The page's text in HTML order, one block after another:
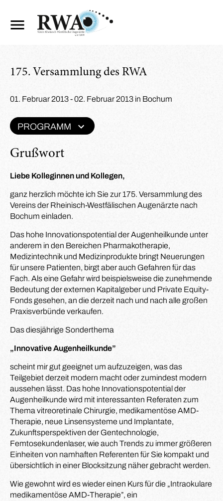
175. Versammlung des RWA
Grußwort
Liebe Kolleginnen und Kollegen,
ganz herzlich möchte ich Sie zur 175. Versammlung des
Vereins der Rheinisch-Westfälischen Augenärzte nach
Bochum einladen.
Das hohe Innovationspotential der Augenheilkunde unter
anderem in den Bereichen Pharmakotherapie,
Medizintechnik und Medizinprodukte bringt Neuerungen
für unsere Patienten, birgt aber auch Gefahren für das
Fach. Als eine Gefahr wird beispielsweise die zunehmende
Bedeutung der externen Kapitalgeber und Private Equity-
Fonds gesehen, an die derzeit nach und nach alle großen
Praxisverbünde verkaufen.
Das diesjährige Sonderthema
„Innovative Augenheilkunde”
scheint mir gut geeignet um aufzuzeigen, was das
Teilgebiet derzeit modern macht oder zumindest modern
aussehen lässt. Das hohe Innovationspotential der
Augenheilkunde wird mit interessanten Referaten zum
Thema vitreoretinale Chirurgie, medikamentöse AMD-
Therapie, neue Linsensysteme und Implantate,
Zukunftsperspektiven der Gentechnologie,
Femtosekundenlaser, wie auch Trends zu immer größeren
Einheiten von namhaften Referenten für Sie kompakt und
übersichtlich in einer Blocksitzung näher gebracht werden.
Wie gewohnt wird es wieder einen Kurs für die „Intraokulare
medikamentöse AMD-Therapie”, ein
01. Februar 2013 - 02. Februar 2013 in Bochum
PROGRAMM